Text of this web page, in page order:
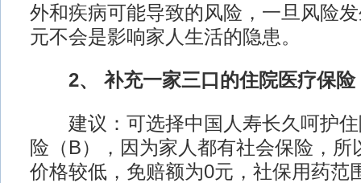
外和疾病可能导致的风险，一旦风险
元不会是影响家人生活的隐患。
2、 补充一家三口的住院医疗保险
建议：可选择中国人寿长久呵护住
险（B），因为家人都有社会保险，所
价格较低，免赔额为0元，社保用药范